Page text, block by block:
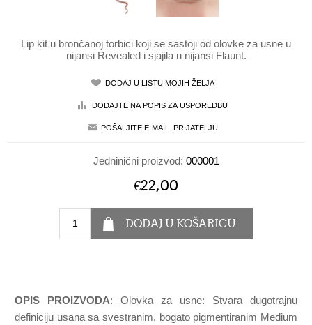
Lip kit u brončanoj torbici koji se sastoji od olovke za usne u
nijansi Revealed i sjajila u nijansi Flaunt.
Jedninični proizvod: 000001
€22,00
OPIS PROIZVODA: Olovka za usne: Stvara dugotrajnu
definiciju usana sa svestranim, bogato pigmentiranim Medium